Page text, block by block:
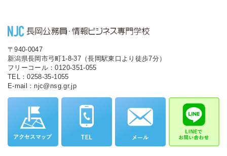
〒940-0047
新潟県長岡市弓町1-8-37（長岡駅東口より徒歩7分）
フリーコール：0120-351-055
TEL：0258-35-1055
E-mail：njc@nsg.gr.jp